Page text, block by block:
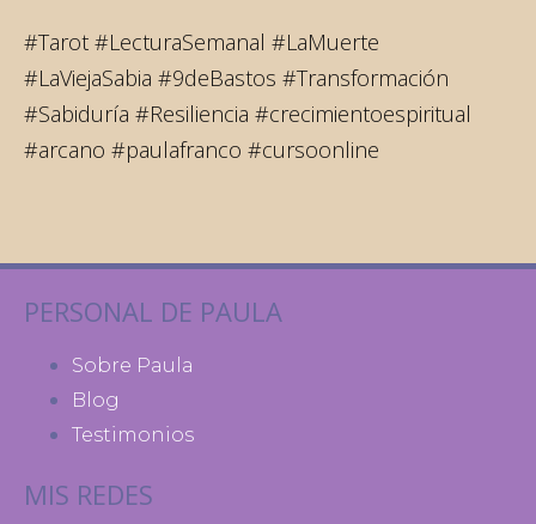
#Tarot #LecturaSemanal #LaMuerte
#LaViejaSabia #9deBastos #Transformación
#Sabiduría #Resiliencia #crecimientoespiritual
#arcano #paulafranco #cursoonline
PERSONAL DE PAULA
Sobre Paula
Blog
Testimonios
MIS REDES